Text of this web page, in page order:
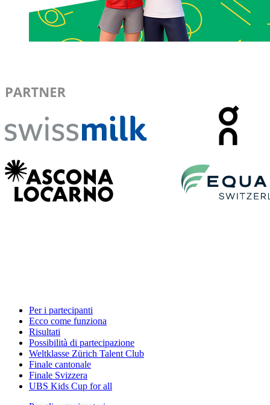
Per i partecipanti
Ecco come funziona
Risultati
Possibilità di partecipazione
Weltklasse Zürich Talent Club
Finale cantonale
Finale Svizzera
UBS Kids Cup for all